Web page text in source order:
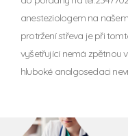
anesteziologem na
protržení střeva je při
vyšetřující nemá zpětnou
hluboké analgosedaci